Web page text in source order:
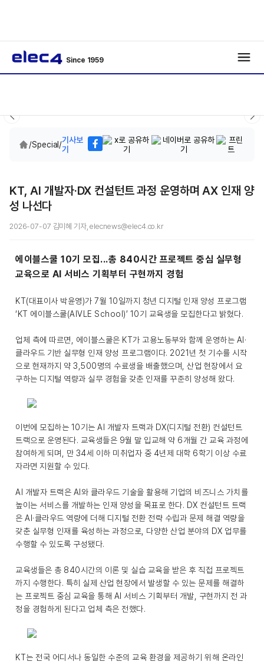
Since 1959
/Special /기사보
기
KT, AI 개발자·DX 컨설턴트 과정 운영하며 AX 인재 양
성 나선다
2026-07-07 김미혜 기자, elecnews@elec4.co.kr
에이블스쿨 10기 모집...총 840시간 프로젝트 중심 실무형
교육으로 AI 서비스 기획부터 구현까지 경험
KT(대표이사 박윤영)가 7월 10일까지 청년 디지털 인재 양성 프로그램
‘KT 에이블스쿨(AIVLE School)’ 10기 교육생을 모집한다고 밝혔다.
업체 측에 따르면, 에이블스쿨은 KT가 고용노동부와 함께 운영하는 AI·
클라우드 기반 실무형 인재 양성 프로그램이다. 2021년 첫 기수를 시작
으로 현재까지 약 3,500명의 수료생을 배출했으며, 산업 현장에서 요
구하는 디지털 역량과 실무 경험을 갖춘 인재를 꾸준히 양성해 왔다.
이번에 모집하는 10기는 AI 개발자 트랙과 DX(디지털 전환) 컨설턴트
트랙으로 운영된다. 교육생들은 9월 말 입교해 약 6개월 간 교육 과정에
참여하게 되며, 만 34세 이하 미취업자 중 4년제 대학 6학기 이상 수료
자라면 지원할 수 있다.
AI 개발자 트랙은 AI와 클라우드 기술을 활용해 기업의 비즈니스 가치를
높이는 서비스를 개발하는 인재 양성을 목표로 한다. DX 컨설턴트 트랙
은 AI·클라우드 역량에 더해 디지털 전환 전략 수립과 문제 해결 역량을
갖춘 실무형 인재를 육성하는 과정으로, 다양한 산업 분야의 DX 업무를
수행할 수 있도록 구성됐다.
교육생들은 총 840시간의 이론 및 실습 교육을 받은 후 직접 프로젝트
까지 수행한다. 특히 실제 산업 현장에서 발생할 수 있는 문제를 해결하
는 프로젝트 중심 교육을 통해 AI 서비스 기획부터 개발, 구현까지 전 과
정을 경험하게 된다고 업체 측은 전했다.
KT는 전국 어디서나 동일한 수준의 교육 환경을 제공하기 위해 온라인